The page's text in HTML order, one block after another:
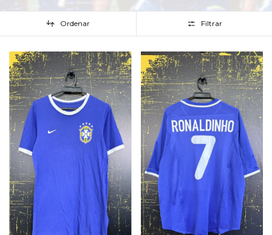
Ordenar Filtrar